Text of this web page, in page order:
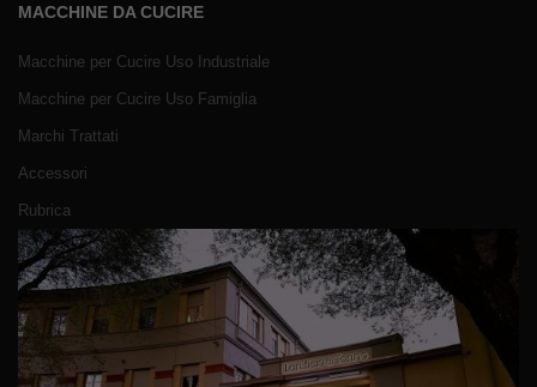
MACCHINE DA CUCIRE
Macchine per Cucire Uso Industriale
Macchine per Cucire Uso Famiglia
Marchi Trattati
Accessori
Rubrica